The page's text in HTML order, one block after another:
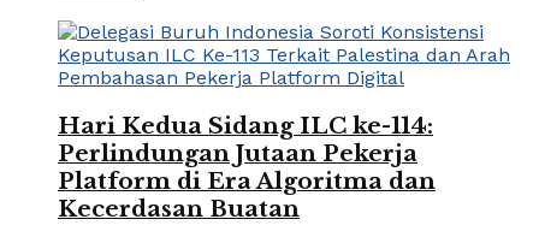
Hari Kedua Sidang ILC ke-114:
Perlindungan Jutaan Pekerja
Platform di Era Algoritma dan
Kecerdasan Buatan